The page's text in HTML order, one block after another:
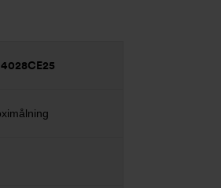
4028CE25